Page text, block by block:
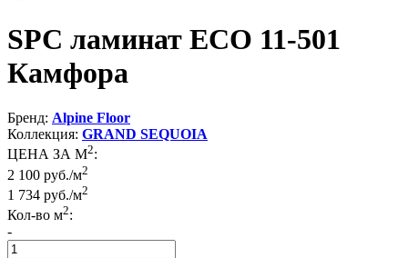
SPC ламинат ЕСО 11-501
Камфора
Бренд: Alpine Floor
Коллекция: GRAND SEQUOIA
ЦЕНА ЗА М2:
2 100 руб./м2
1 734 руб./м2
Кол-во м2:
-